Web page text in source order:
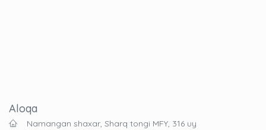
Aloqa
Namangan shaxar, Sharq tongi MFY, 316 uy